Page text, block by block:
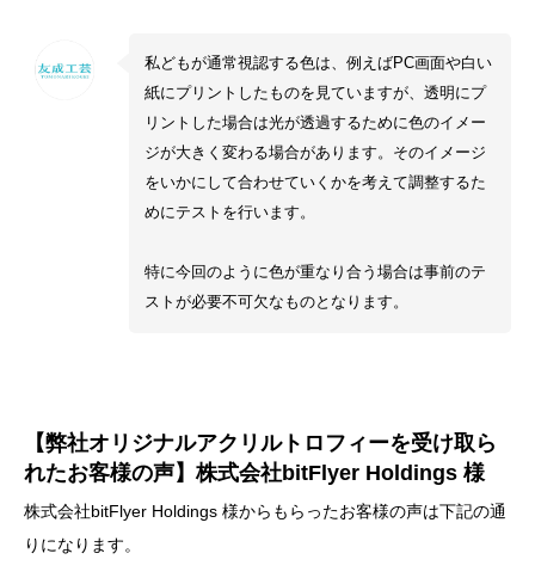
私どもが通常視認する色は、例えばPC画面や白い
紙にプリントしたものを見ていますが、透明にプ
リントした場合は光が透過するために色のイメー
ジが大きく変わる場合があります。そのイメージ
をいかにして合わせていくかを考えて調整するた
めにテストを行います。
特に今回のように色が重なり合う場合は事前のテ
ストが必要不可欠なものとなります。
【弊社オリジナルアクリルトロフィーを受け取ら
れたお客様の声】株式会社bitFlyer Holdings 様
株式会社bitFlyer Holdings 様からもらったお客様の声は下記の通
りになります。